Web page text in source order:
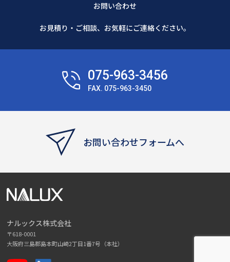
お問い合わせ
お見積り・ご相談、お気軽にご連絡ください。
075-963-3456
FAX. 075-963-3450
お問い合わせフォームへ
ナルックス株式会社
〒618-0001
大阪府三島郡島本町山崎2丁目1番7号（本社）